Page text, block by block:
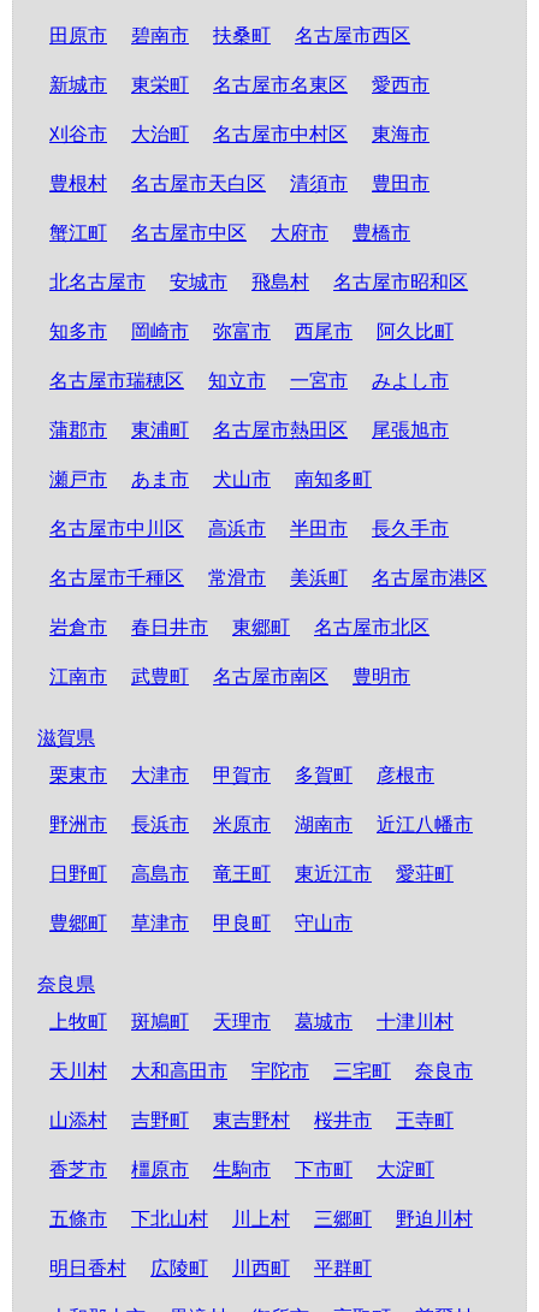
田原市 碧南市 扶桑町 名古屋市西区
新城市 東栄町 名古屋市名東区 愛西市
刈谷市 大治町 名古屋市中村区 東海市
豊根村 名古屋市天白区 清須市 豊田市
蟹江町 名古屋市中区 大府市 豊橋市
北名古屋市 安城市 飛島村 名古屋市昭和区
知多市 岡崎市 弥富市 西尾市 阿久比町
名古屋市瑞穂区 知立市 一宮市 みよし市
蒲郡市 東浦町 名古屋市熱田区 尾張旭市
瀬戸市 あま市 犬山市 南知多町
名古屋市中川区 高浜市 半田市 長久手市
名古屋市千種区 常滑市 美浜町 名古屋市港区
岩倉市 春日井市 東郷町 名古屋市北区
江南市 武豊町 名古屋市南区 豊明市
滋賀県
栗東市
大津市 甲賀市 多賀町 彦根市
野洲市 長浜市 米原市 湖南市 近江八幡市
日野町 高島市 竜王町 東近江市 愛荘町
豊郷町 草津市 甲良町 守山市
奈良県
上牧町
斑鳩町 天理市 葛城市 十津川村
天川村 大和高田市 宇陀市 三宅町 奈良市
山添村 吉野町 東吉野村 桜井市 王寺町
香芝市 橿原市 生駒市 下市町 大淀町
五條市 下北山村 川上村 三郷町 野迫川村
明日香村 広陵町 川西町 平群町